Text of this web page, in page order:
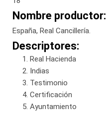
Nombre productor:
España, Real Cancillería.
Descriptores:
Real Hacienda
Indias
Testimonio
Certificación
Ayuntamiento